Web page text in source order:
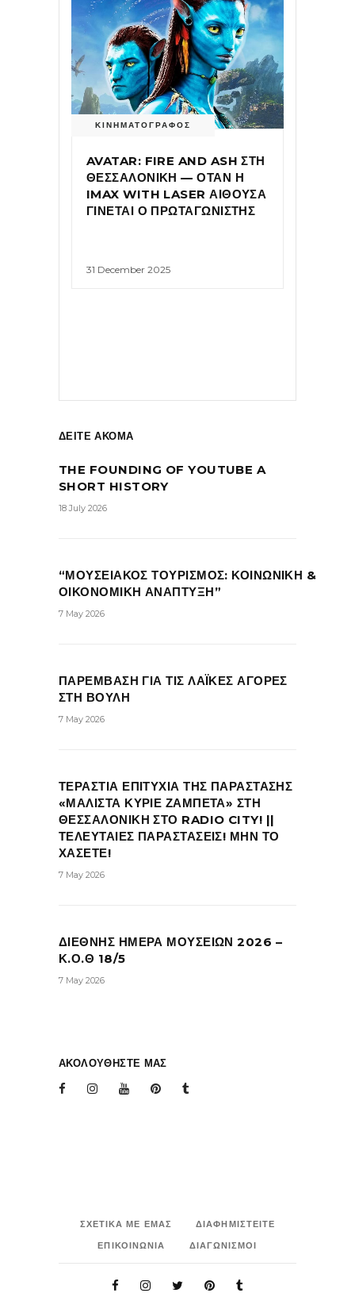
ΚΙΝΗΜΑΤΟΓΡΑΦΟΣ
AVATAR: FIRE AND ASH ΣΤΗ
ΘΕΣΣΑΛΟΝΙΚΗ — ΟΤΑΝ Η
IMAX WITH LASER ΑΙΘΟΥΣΑ
ΓΙΝΕΤΑΙ Ο ΠΡΩΤΑΓΩΝΙΣΤΗΣ
31 December 2025
ΔΕΙΤΕ ΑΚΟΜΑ
THE FOUNDING OF YOUTUBE A
SHORT HISTORY
18 July 2026
“ΜΟΥΣΕΙΑΚΟΣ ΤΟΥΡΙΣΜΟΣ: ΚΟΙΝΩΝΙΚΗ &
ΟΙΚΟΝΟΜΙΚΗ ΑΝΑΠΤΥΞΗ”
7 May 2026
ΠΑΡΕΜΒΑΣΗ ΓΙΑ ΤΙΣ ΛΑΪΚΕΣ ΑΓΟΡΕΣ
ΣΤΗ ΒΟΥΛΗ
7 May 2026
ΤΕΡΑΣΤΙΑ ΕΠΙΤΥΧΙΑ ΤΗΣ ΠΑΡΑΣΤΑΣΗΣ
«ΜΑΛΙΣΤΑ ΚΥΡΙΕ ΖΑΜΠΕΤΑ» ΣΤΗ
ΘΕΣΣΑΛΟΝΙΚΗ ΣΤΟ RADIO CITY! ||
ΤΕΛΕΥΤΑΙΕΣ ΠΑΡΑΣΤΑΣΕΙΣ! ΜΗΝ ΤΟ
ΧΑΣΕΤΕ!
7 May 2026
ΔΙΕΘΝΗΣ ΗΜΕΡΑ ΜΟΥΣΕΙΩΝ 2026 –
Κ.Ο.Θ 18/5
7 May 2026
ΑΚΟΛΟΥΘΗΣΤΕ ΜΑΣ
ΣΧΕΤΙΚΑ ΜΕ ΕΜΑΣ
ΔΙΑΦΗΜΙΣΤΕΙΤΕ
ΕΠΙΚΟΙΝΩΝΙΑ
ΔΙΑΓΩΝΙΣΜΟΙ